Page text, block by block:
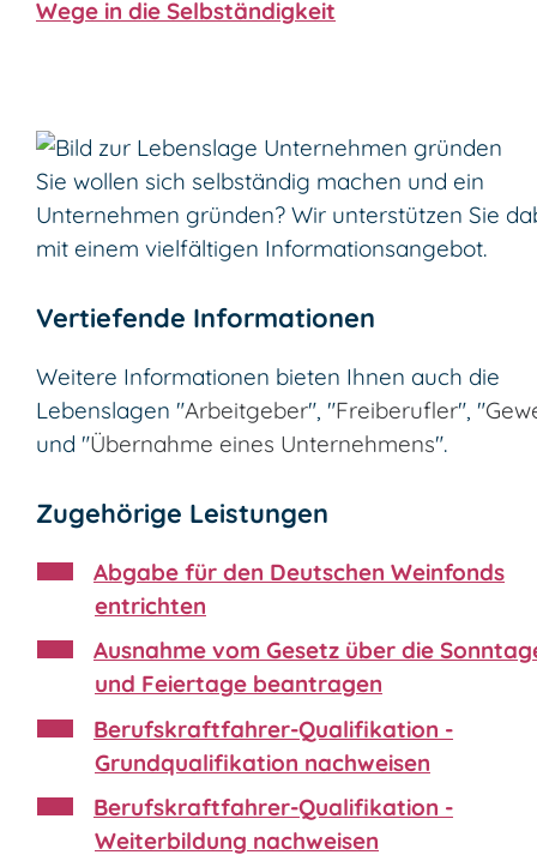
Wege in die Selbständigkeit
Sie wollen sich selbständig machen und ein
Unternehmen gründen? Wir unterstützen Sie
mit einem vielfältigen Informationsangebot.
Vertiefende Informationen
Weitere Informationen bieten Ihnen auch die
Lebenslagen "Arbeitgeber", "Freiberufler", "
und "Übernahme eines Unternehmens".
Zugehörige Leistungen
Abgabe für den Deutschen Weinfonds
entrichten
Ausnahme vom Gesetz über die
und Feiertage beantragen
Berufskraftfahrer-Qualifikation -
Grundqualifikation nachweisen
Berufskraftfahrer-Qualifikation -
Weiterbildung nachweisen